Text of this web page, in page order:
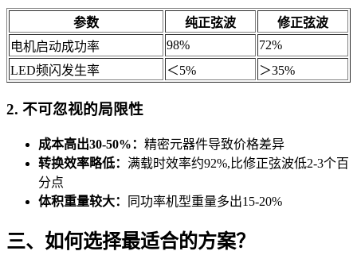
参数 纯正弦波
修正弦波
电机启动成功率
98%
72%
LED频闪发生率
＜5% ＞35%
2. 不可忽视的局限性
成本高出30-50%： 精密元器件导致价格差异
转换效率略低： 满载时效率约92%,比修正弦波低2-3个百
分点
体积重量较大：
同功率机型重量多出15-20%
三、如何选择最适合的方案？